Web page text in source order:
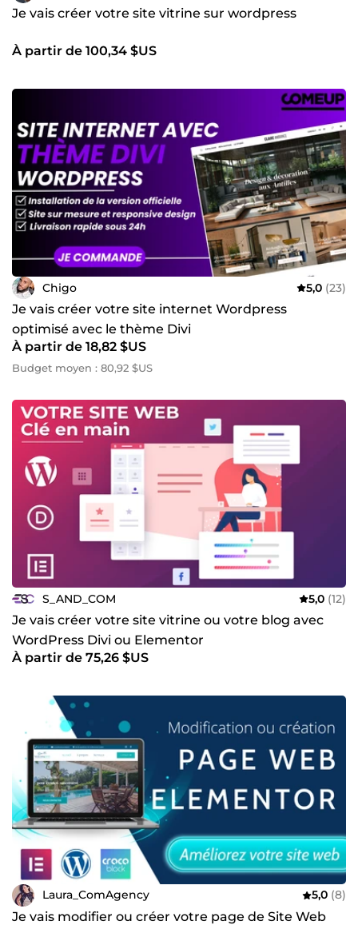
Je vais créer votre site vitrine sur wordpress
À partir de 100,34 $US
Chigo 5,0 (23)
Je vais créer votre site internet Wordpress
optimisé avec le thème Divi
À partir de 18,82 $US
Budget moyen : 80,92 $US
S_AND_COM 5,0 (12)
Je vais créer votre site vitrine ou votre blog avec
WordPress Divi ou Elementor
À partir de 75,26 $US
Laura_ComAgency 5,0 (8)
Je vais modifier ou créer votre page de Site Web